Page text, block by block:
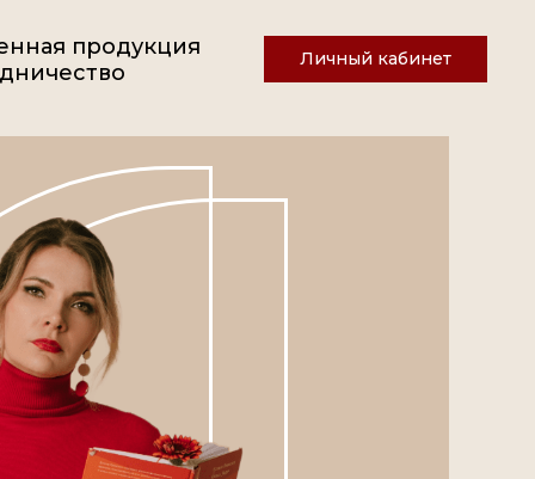
продукция
Личный кабинет